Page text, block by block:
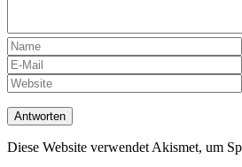
Diese Website verwendet Akismet, um